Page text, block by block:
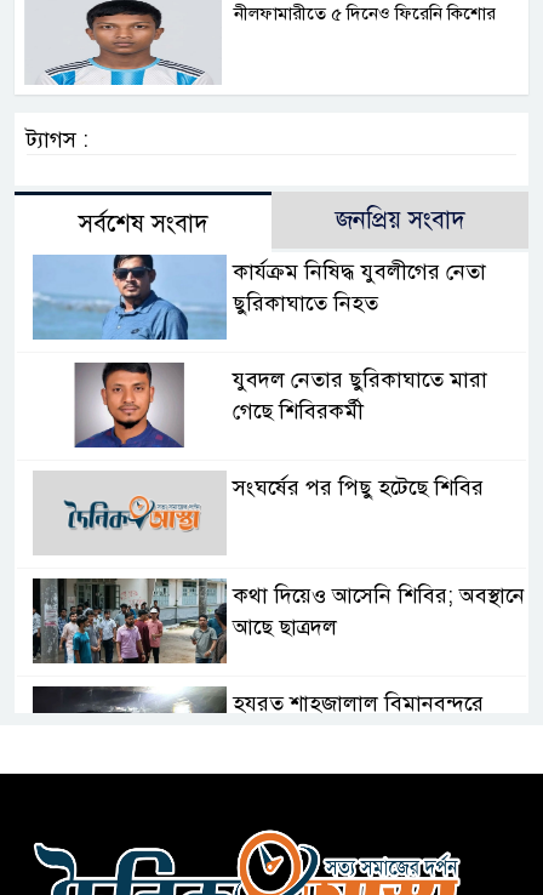
নীলফামারীতে ৫ দিনেও ফিরেনি কিশোর
ট্যাগস :
সর্বশেষ সংবাদ জনপ্রিয় সংবাদ
কার্যক্রম নিষিদ্ধ যুবলীগের নেতা
ছুরিকাঘাতে নিহত
যুবদল নেতার ছুরিকাঘাতে মারা
গেছে শিবিরকর্মী
সংঘর্ষের পর পিছু হটেছে শিবির
কথা দিয়েও আসেনি শিবির; অবস্থানে
আছে ছাত্রদল
হযরত শাহজালাল বিমানবন্দরে
কিশোর